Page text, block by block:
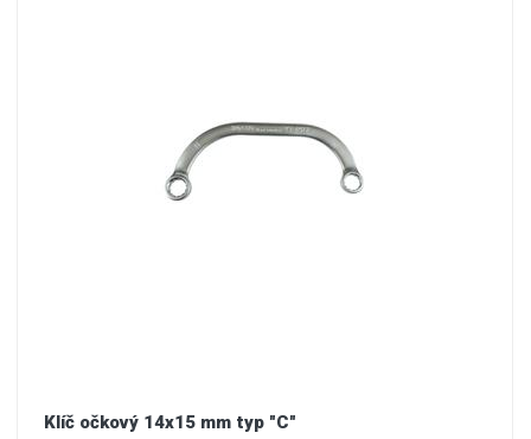
Klíč očkový 14x15 mm typ "C"